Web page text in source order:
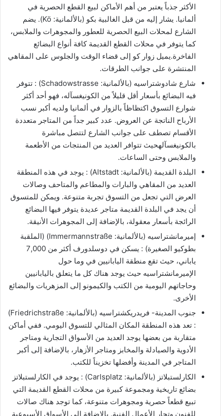
الأكثر جذباً يعتبر من أهم الأماكن لبيع القطع الحصرية في
ألمانيا. يشار إليه من قبل الغالبية بكو (بالألمانية: Kö). يضم
الشارع لمحلات البيع الحصرية للعطور والمجوهرات والملابس،
كما يتوفر في محلات القطع القديمة كافة أنواع البضائع
الفاخرة.يميل زوار كو إلى قضاء الوقت والجلوس على المقاهي
المنتشرة على جوانب الطرقات.
شارع شادوشتراسيه (بالألمانية: Schadowstrasse) : تتوفر
فيه البضائع بأسعار أقل قليلاً من الكونيغسآله، فهو أحد أكثر
شوارع التسوق اكتظاظاً بالزوار في ألمانيا ولديه أكبر نسب
الأرباح الناتجة عن العروض. عدد كبير جداً من المتاجر متعددة
الأقسام تصطف على جوانب الشارع لتتصل مباشرة
بالكونيغسآلهحيث تتوافر العديد من المنتجات من الأطعمة
والملابس وحتى الساعات.
البلدة القديمة (بالألمانية: Altstadt) : يوجد في هذه المنطقة
العديد من المقاهي والبارات والمطاعم والمتاحف وصالات
العرض التي تجعل من التسوق تجربة متنوعة. ويمكن للمتسوق
أن يجد في البلدة القديمة متاجر عديدة يتوفر فيها البضائع
الرائجة بأسعار معقولة، بالإضافة إلى المجوهرات الأنيقة.
إميرمانشتراسيه (بالألمانية: Immermannstraße) (الملقبة
بطوكيو الصغيرة) : يسكن في دوسلدورف أكثر من 7,000
ياباني، حيث تقع منطقة اليابانيين في وما حول
الإميرمانشتراسيه حيث يوجد هناك كل ما يتعلق باليابانيين
وحاجاتهم اليومية من الكتب والكيمونو إلى المزهريات والبضائع
الأخرى.
جنوب المدينة- فريدريكشتراسيه (بالألمانية: Friedrichstraße)
: تعد هذه المنطقة المكان المثالي للتسوق اليومي. ففي أماكن
متقاربة من بعضها يوجد العديد من الأسواق التجارية ومتاجر
الأدوية والصيادلة والمخابز ومتاجر الأزهار، بالإضافة إلى أكبر
المتاجر في المدينة وأفضلها تخزيناً للكتب.
الكارلستبلاتز (بالألمانية: Carlsplatz) : يوجد في الكارلستبلاتز
بضائع تاريخية ومجموعة كبيرة من محلات القطع القديمة التي
تبيع قطعاً حصرية ومجوهرات متنوعة، كما توجد هناك صالات
للفنون وتجار الأعمال الفنية. بالإضافة إلى الأسواق الأسبوعية